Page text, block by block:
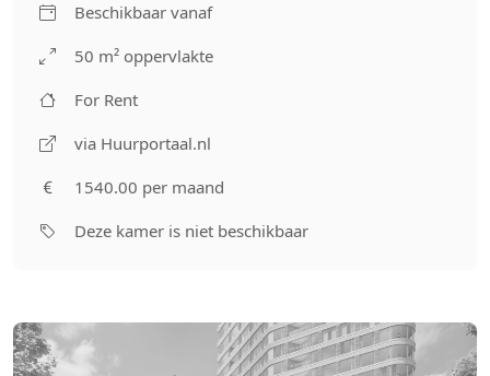
Beschikbaar vanaf
50 m² oppervlakte
For Rent
via Huurportaal.nl
1540.00 per maand
Deze kamer is niet beschikbaar